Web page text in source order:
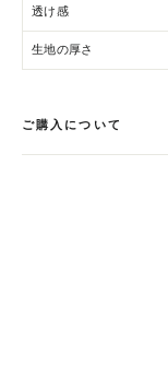
透け感
生地の厚さ
ご購入について